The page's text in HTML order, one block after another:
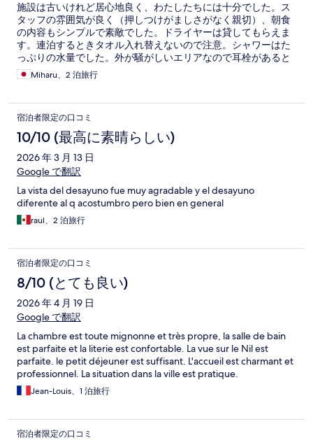
施設は古いけれど居心地良く、わたしたちには十分でした。ス
タッフの雰囲気が良く（押しつけがましさがなく親切）、朝食
の内容もシンプルで素敵でした。ドライヤーは貸してもらえま
す。連泊するときタオル入れ替えないので注意。シャワーはた
っぷりの水量でした。外が騒がしいエリアなので耳栓があると
いいです。
Miharu、2 泊旅行
宿泊者限定の口コミ
10/10 (最高に素晴らしい)
2026 年 3 月 13 日
Google で翻訳
La vista del desayuno fue muy agradable y el desayuno
diferente al q acostumbro pero bien en general
raul、2 泊旅行
宿泊者限定の口コミ
8/10 (とても良い)
2026 年 4 月 19 日
Google で翻訳
La chambre est toute mignonne et très propre, la salle de bain
est parfaite et la literie est confortable. La vue sur le Nil est
parfaite. le petit déjeuner est suffisant. L'accueil est charmant et
professionnel. La situation dans la ville est pratique.
Jean-Louis、1 泊旅行
宿泊者限定の口コミ